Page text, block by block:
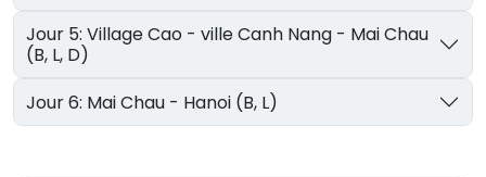
Jour 5: Village Cao - ville Canh Nang - Mai Chau
(B, L, D)
Jour 6: Mai Chau - Hanoi (B, L)